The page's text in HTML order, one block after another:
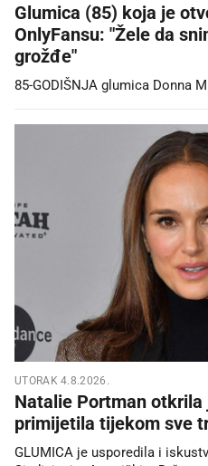
Glumica (85) koja je
OnlyFansu: "Žele da
grožđe"
85-GODIŠNJA glumica Donna
UTORAK 4.8.2026.
Natalie Portman
primijetila tijekom sve
GLUMICA je usporedila i